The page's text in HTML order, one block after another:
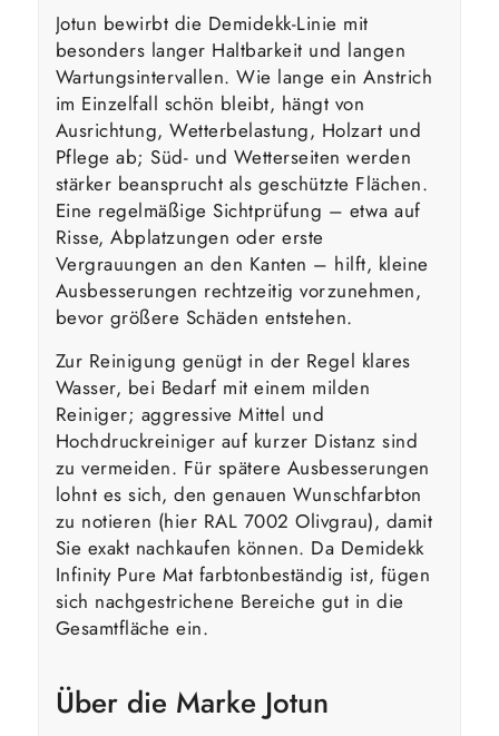
Jotun bewirbt die Demidekk-Linie mit
besonders langer Haltbarkeit und langen
Wartungsintervallen. Wie lange ein Anstrich
im Einzelfall schön bleibt, hängt von
Ausrichtung, Wetterbelastung, Holzart und
Pflege ab; Süd- und Wetterseiten werden
stärker beansprucht als geschützte Flächen.
Eine regelmäßige Sichtprüfung – etwa auf
Risse, Abplatzungen oder erste
Vergrauungen an den Kanten – hilft, kleine
Ausbesserungen rechtzeitig vorzunehmen,
bevor größere Schäden entstehen.
Zur Reinigung genügt in der Regel klares
Wasser, bei Bedarf mit einem milden
Reiniger; aggressive Mittel und
Hochdruckreiniger auf kurzer Distanz sind
zu vermeiden. Für spätere Ausbesserungen
lohnt es sich, den genauen Wunschfarbton
zu notieren (hier RAL 7002 Olivgrau), damit
Sie exakt nachkaufen können. Da Demidekk
Infinity Pure Mat farbtonbeständig ist, fügen
sich nachgestrichene Bereiche gut in die
Gesamtfläche ein.
Über die Marke Jotun